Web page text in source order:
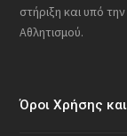
στήριξη και υπό
Αθλητισμού.
Όροι Χρήσης